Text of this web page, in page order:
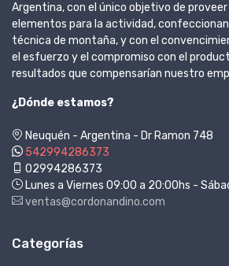
Argentina, con el único objetivo de
elementos para la actividad,
técnica de montaña, y con el
el esfuerzo y el compromiso con el
resultados que compensarían nuestro
¿Dónde estamos?
Neuquén - Argentina - Dr Ramon 748
542994286373
02994286373
Lunes a Viernes 09:00 a 20:00hs -
ventas@cordonandino.com
Categorías